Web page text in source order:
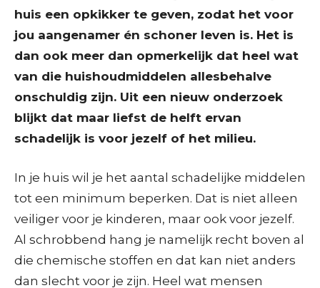
huis een opkikker te geven, zodat het voor
jou aangenamer én schoner leven is. Het is
dan ook meer dan opmerkelijk dat heel wat
van die huishoudmiddelen allesbehalve
onschuldig zijn. Uit een nieuw onderzoek
blijkt dat maar liefst de helft ervan
schadelijk is voor jezelf of het milieu.
In je huis wil je het aantal schadelijke middelen
tot een minimum beperken. Dat is niet alleen
veiliger voor je kinderen, maar ook voor jezelf.
Al schrobbend hang je namelijk recht boven al
die chemische stoffen en dat kan niet anders
dan slecht voor je zijn. Heel wat mensen